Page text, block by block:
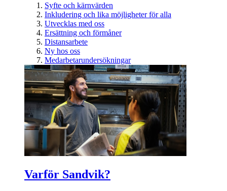
Syfte och kärnvärden
Inkludering och lika möjligheter för alla
Utvecklas med oss
Ersättning och förmåner
Distansarbete
Ny hos oss
Medarbetarundersökningar
Varför Sandvik?